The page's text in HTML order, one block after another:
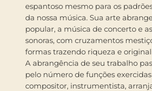
espantoso mesmo para os
da nossa música. Sua arte
popular, a música de concerto e
sonoras, com cruzamentos
formas trazendo riqueza e
A abrangência de seu trabalho
pelo número de funções
compositor, instrumentista,